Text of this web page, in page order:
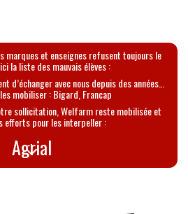
marques et enseignes refusent toujours le
la liste des mauvais élèves :
d’échanger avec nous depuis des années…
mobiliser : Bigard, Francap
sollicitation, Welfarm reste mobilisée et
efforts pour les interpeller :
Agrial
Bazin